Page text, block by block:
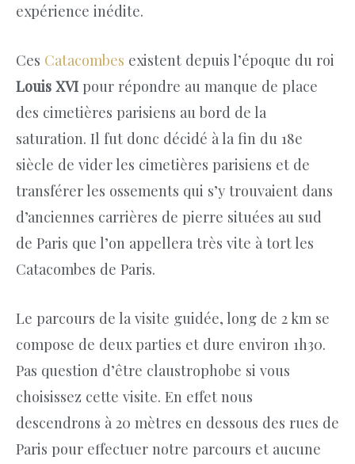
expérience inédite.
Ces Catacombes existent depuis l’époque du roi
Louis XVI pour répondre au manque de place
des cimetières parisiens au bord de la
saturation. Il fut donc décidé à la fin du 18e
siècle de vider les cimetières parisiens et de
transférer les ossements qui s’y trouvaient dans
d’anciennes carrières de pierre situées au sud
de Paris que l’on appellera très vite à tort les
Catacombes de Paris.
Le parcours de la visite guidée, long de 2 km se
compose de deux parties et dure environ 1h30.
Pas question d’être claustrophobe si vous
choisissez cette visite. En effet nous
descendrons à 20 mètres en dessous des rues de
Paris pour effectuer notre parcours et aucune